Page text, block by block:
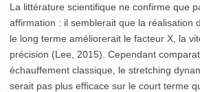
La littérature scientifique ne confirme que
affirmation : il semblerait que la réalisation
le long terme améliorerait le facteur X, la
précision (Lee, 2015). Cependant
échauffement classique, le stretching
serait pas plus efficace sur le court terme